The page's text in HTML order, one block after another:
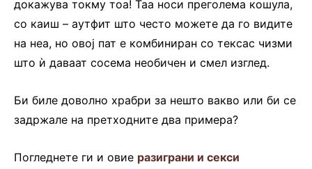
докажува токму тоа! Таа носи преголема кошула,
со каиш – аутфит што често можете да го видите
на неа, но овој пат е комбиниран со тексас чизми
што ѝ даваат сосема необичен и смел изглед.
Би биле доволно храбри за нешто вакво или би се
задржале на претходните два примера?
Погледнете ги и овие разиграни и секси